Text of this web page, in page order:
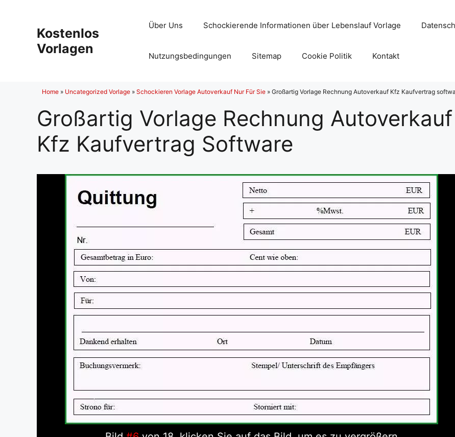
Kostenlos
Vorlagen
Über Uns Schockierende Informationen über Lebenslauf Vorlage
Nutzungsbedingungen Sitemap Cookie Politik Kontakt
Home » Uncategorized Vorlage » Schockieren Vorlage Autoverkauf Nur Für Sie » Großartig Vorlage Rechnung Autoverkauf Kfz Kaufvertrag
Großartig Vorlage Rechnung Autoverkauf
Kfz Kaufvertrag Software